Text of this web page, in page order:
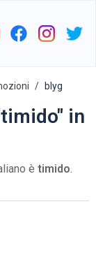
blyg
in
è timido.